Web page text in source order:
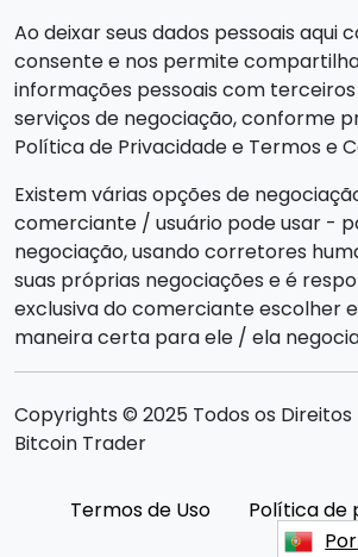
Ao deixar seus dados pessoais aqui
consente e nos permite
informações pessoais com
serviços de negociação, conforme
Política de Privacidade e Termos e
Existem várias opções de
comerciante / usuário pode usar -
negociação, usando corretores
suas próprias negociações e é
exclusiva do comerciante escolher
maneira certa para ele / ela
Copyrights © 2025 Todos os
Bitcoin Trader
Termos de Uso
Política de